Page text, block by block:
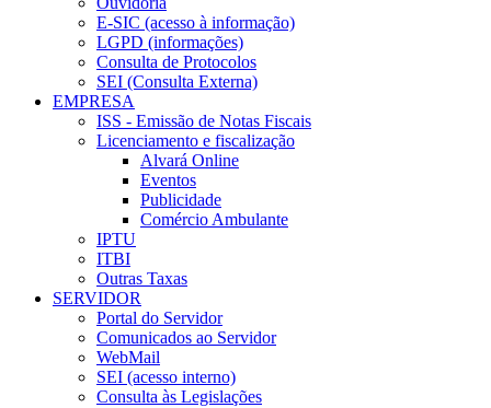
E-SIC (acesso à informação)
LGPD (informações)
Consulta de Protocolos
SEI (Consulta Externa)
EMPRESA
ISS - Emissão de Notas Fiscais
Licenciamento e fiscalização
Alvará Online
Eventos
Publicidade
Comércio Ambulante
IPTU
ITBI
Outras Taxas
SERVIDOR
Portal do Servidor
Comunicados ao Servidor
WebMail
SEI (acesso interno)
Consulta às Legislações